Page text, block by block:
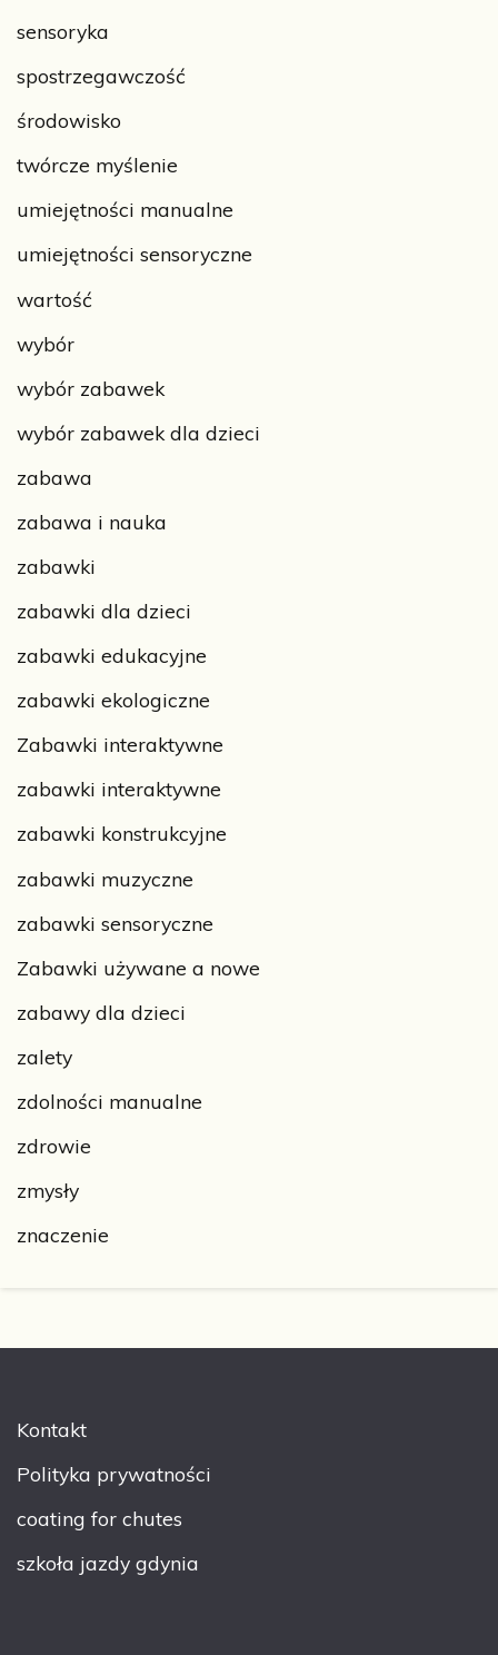
sensoryka
spostrzegawczość
środowisko
twórcze myślenie
umiejętności manualne
umiejętności sensoryczne
wartość
wybór
wybór zabawek
wybór zabawek dla dzieci
zabawa
zabawa i nauka
zabawki
zabawki dla dzieci
zabawki edukacyjne
zabawki ekologiczne
Zabawki interaktywne
zabawki interaktywne
zabawki konstrukcyjne
zabawki muzyczne
zabawki sensoryczne
Zabawki używane a nowe
zabawy dla dzieci
zalety
zdolności manualne
zdrowie
zmysły
znaczenie
Kontakt
Polityka prywatności
coating for chutes
szkoła jazdy gdynia